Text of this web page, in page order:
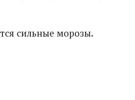
сильные морозы.